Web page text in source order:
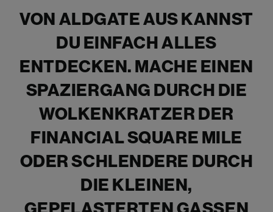
VON ALDGATE AUS KANNST
DU EINFACH ALLES
ENTDECKEN. MACHE EINEN
SPAZIERGANG DURCH DIE
WOLKENKRATZER DER
FINANCIAL SQUARE MILE
ODER SCHLENDERE DURCH
DIE KLEINEN,